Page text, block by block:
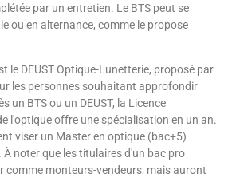
par un entretien. Le BTS peut se
ou en alternance, comme le propose
le DEUST Optique-Lunetterie, proposé par
les personnes souhaitant approfondir
un BTS ou un DEUST, la Licence
l'optique offre une spécialisation en un an.
viser un Master en optique (bac+5)
À noter que les titulaires d'un bac pro
comme monteurs-vendeurs, mais auront